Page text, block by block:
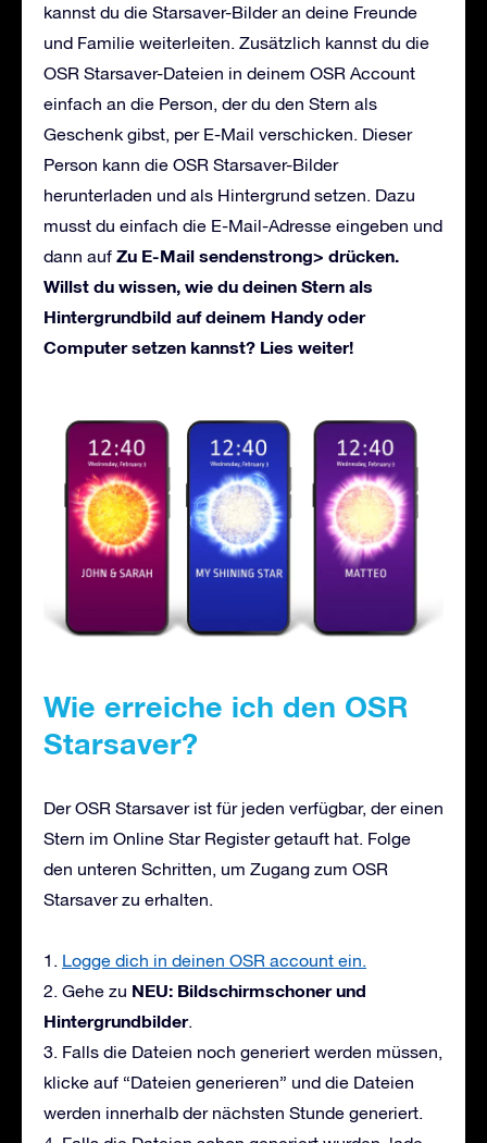
kannst du die Starsaver-Bilder an deine Freunde
und Familie weiterleiten. Zusätzlich kannst du die
OSR Starsaver-Dateien in deinem OSR Account
einfach an die Person, der du den Stern als
Geschenk gibst, per E-Mail verschicken. Dieser
Person kann die OSR Starsaver-Bilder
herunterladen und als Hintergrund setzen. Dazu
musst du einfach die E-Mail-Adresse eingeben und
dann auf Zu E-Mail sendenstrong> drücken.
Willst du wissen, wie du deinen Stern als
Hintergrundbild auf deinem Handy oder
Computer setzen kannst? Lies weiter!
Wie erreiche ich den OSR
Starsaver?
Der OSR Starsaver ist für jeden verfügbar, der einen
Stern im Online Star Register getauft hat. Folge
den unteren Schritten, um Zugang zum OSR
Starsaver zu erhalten.
1. Logge dich in deinen OSR account ein.
2. Gehe zu NEU: Bildschirmschoner und
Hintergrundbilder.
3. Falls die Dateien noch generiert werden müssen,
klicke auf “Dateien generieren” und die Dateien
werden innerhalb der nächsten Stunde generiert.